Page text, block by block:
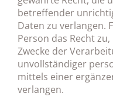
betreffender
Daten zu verlangen.
Person das Recht
Zwecke der
unvollständiger
mittels einer
verlangen.